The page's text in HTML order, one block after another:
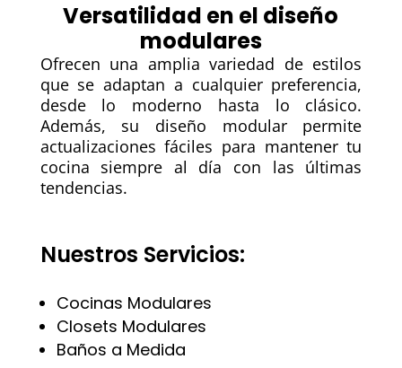
Versatilidad en el diseño
modulares
Ofrecen una amplia variedad de estilos
que se adaptan a cualquier preferencia,
desde lo moderno hasta lo clásico.
Además, su diseño modular permite
actualizaciones fáciles para mantener tu
cocina siempre al día con las últimas
tendencias.
Nuestros Servicios:
Cocinas Modulares
Closets Modulares
Baños a Medida